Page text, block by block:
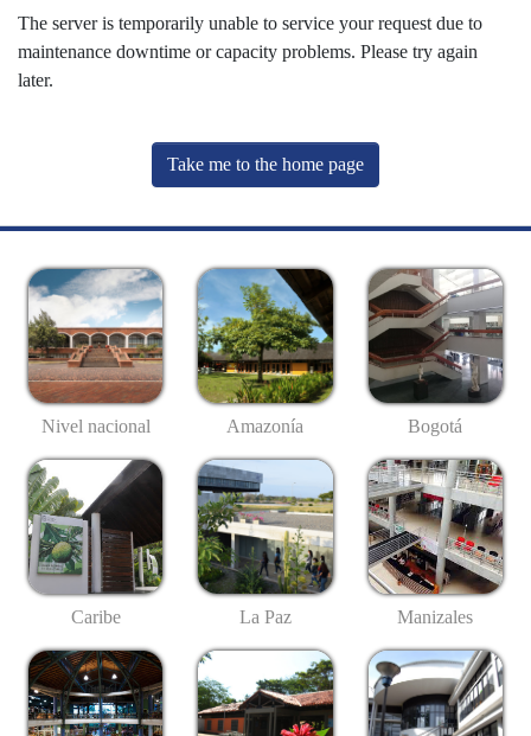
The server is temporarily unable to service your request due to
maintenance downtime or capacity problems. Please try again
later.
Take me to the home page
Nivel nacional Amazonía Bogotá
Caribe La Paz Manizales